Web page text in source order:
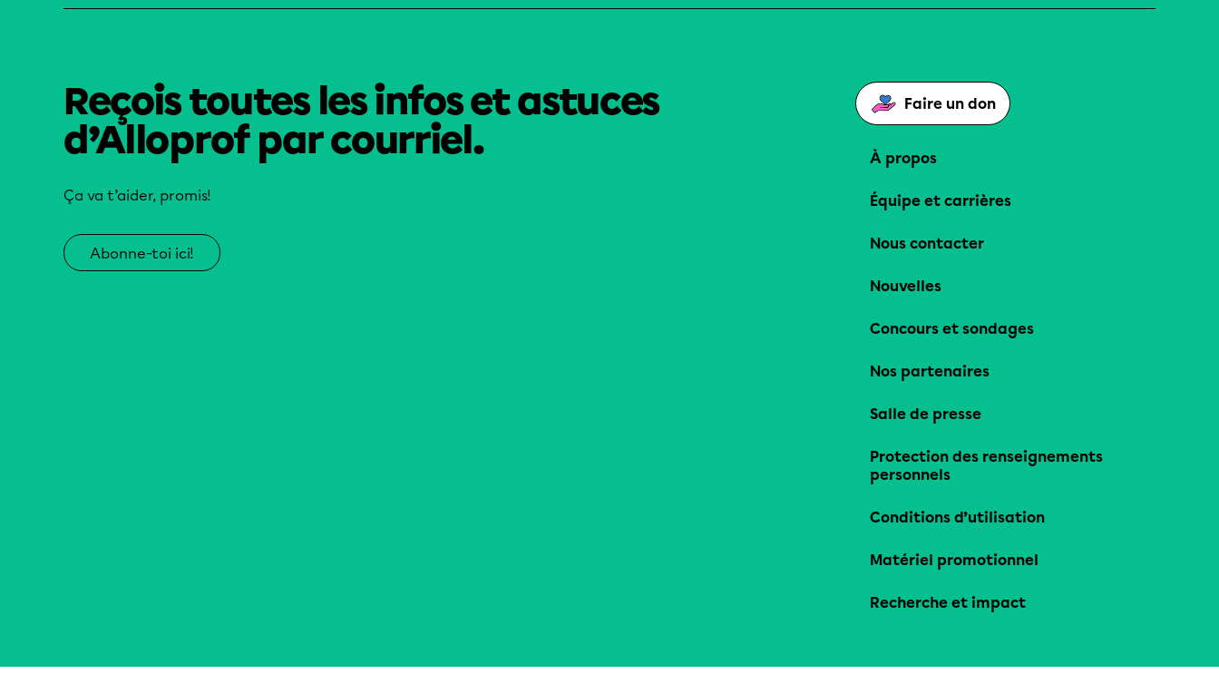
Reçois toutes les infos et astuces
d’Alloprof par courriel.
Ça va t’aider, promis!
Abonne-toi ici!
Faire un don
À propos
Équipe et carrières
Nous contacter
Nouvelles
Concours et sondages
Nos partenaires
Salle de presse
Protection des renseignements
personnels
Conditions d’utilisation
Matériel promotionnel
Recherche et impact